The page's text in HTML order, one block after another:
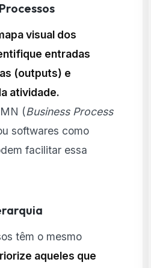
visual dos
entradas
(outputs) e
atividade.
(Business Process
softwares como
facilitar essa
têm o mesmo
aqueles que